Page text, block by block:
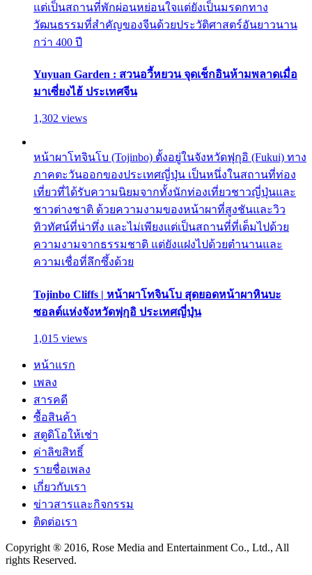
แต่เป็นสถานที่พักผ่อนหย่อนใจแต่ยังเป็นมรดกทาง
วัฒนธรรมที่สำคัญของจีนด้วยประวัติศาสตร์อันยาวนาน
กว่า 400 ปี
Yuyuan Garden : สวนอวี้หยวน จุดเช็กอินห้ามพลาดเมื่อ
มาเซี่ยงไฮ้ ประเทศจีน
1,302 views
หน้าผาโทจินโบ (Tojinbo) ตั้งอยู่ในจังหวัดฟุกุอิ (Fukui) ทาง
ภาคตะวันออกของประเทศญี่ปุ่น เป็นหนึ่งในสถานที่ท่อง
เที่ยวที่ได้รับความนิยมจากทั้งนักท่องเที่ยวชาวญี่ปุ่นและ
ชาวต่างชาติ ด้วยความงามของหน้าผาที่สูงชันและวิว
ทิวทัศน์ที่น่าทึ่ง และไม่เพียงแต่เป็นสถานที่ที่เต็มไปด้วย
ความงามจากธรรมชาติ แต่ยังแฝงไปด้วยตำนานและ
ความเชื่อที่ลึกซึ้งด้วย
Tojinbo Cliffs | หน้าผาโทจินโบ สุดยอดหน้าผาหินบะ
ซอลต์แห่งจังหวัดฟุกุอิ ประเทศญี่ปุ่น
1,015 views
หน้าแรก
เพลง
สารคดี
ซื้อสินค้า
สตูดิโอให้เช่า
ค่าลิขสิทธิ์
รายชื่อเพลง
เกี่ยวกับเรา
ข่าวสารและกิจกรรม
ติดต่อเรา
Copyright ® 2016, Rose Media and Entertainment Co., Ltd., All
rights Reserved.